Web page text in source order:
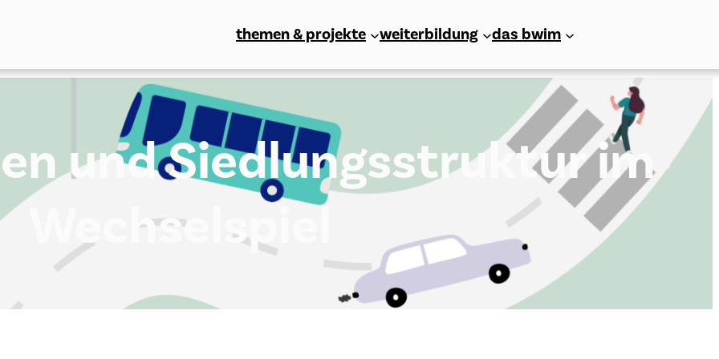
themen & projekte weiterbildung das bwim
und Siedlungsstruktur im
Wechselspiel